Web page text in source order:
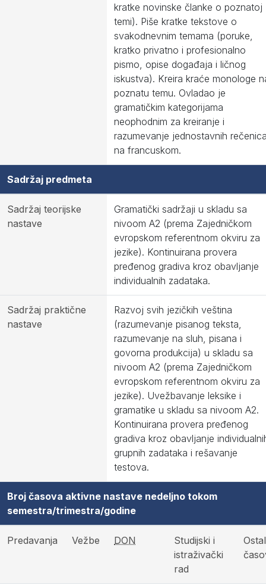
kratke novinske članke o poznatoj
temi). Piše kratke tekstove o
svakodnevnim temama (poruke,
kratko privatno i profesionalno
pismo, opise događaja i ličnog
iskustva). Kreira kraće monologe
poznatu temu. Ovladao je
gramatičkim kategorijama
neophodnim za kreiranje i
razumevanje jednostavnih
na francuskom.
Sadržaj predmeta
Sadržaj teorijske
nastave
Gramatički sadržaji u skladu sa
nivoom A2 (prema Zajedničkom
evropskom referentnom okviru za
jezike). Kontinuirana provera
pređenog gradiva kroz obavljanje
individualnih zadataka.
Sadržaj praktične
nastave
Razvoj svih jezičkih veština
(razumevanje pisanog teksta,
razumevanje na sluh, pisana i
govorna produkcija) u skladu sa
nivoom A2 (prema Zajedničkom
evropskom referentnom okviru za
jezike). Uvežbavanje leksike i
gramatike u skladu sa nivoom A2.
Kontinuirana provera pređenog
gradiva kroz obavljanje
grupnih zadataka i rešavanje
testova.
Broj časova aktivne nastave nedeljno tokom
semestra/trimestra/godine
Predavanja Vežbe DON
Studijski i
istraživački
rad